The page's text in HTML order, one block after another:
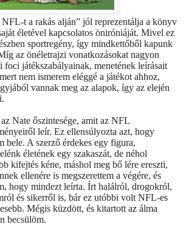
t a rakás alján” jól reprezentálja a könyv
életével kapcsolatos öniróniáját. Mivel ez
sportregény, így mindkettőből kapunk
az önéletrajzi vonatkozásokat nagyon
foci játékszabályainak, menetének leírásait
nem ismerem eléggé a játékot ahhoz,
vannak meg az alapok, így az elején
Nate őszintesége, amit az NFL
leír. Ez ellensúlyozta azt, hogy
bele. A szerző érdekes egy figura,
életének egy szakaszát, de néhol
kifejtés kéne, máshol meg bő lére ereszti,
ellenére is megszerettem a végére, és
hogy mindezt leírta. Írt halálról, drogokról,
és sikerről is, bár ez utóbbi volt NFL-es
Mégis küzdött, és kitartott az álma
becsülöm.